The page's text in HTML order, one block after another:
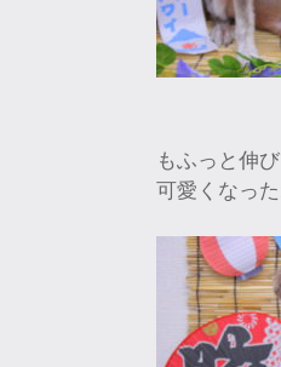
もふっと伸
可愛くなっ